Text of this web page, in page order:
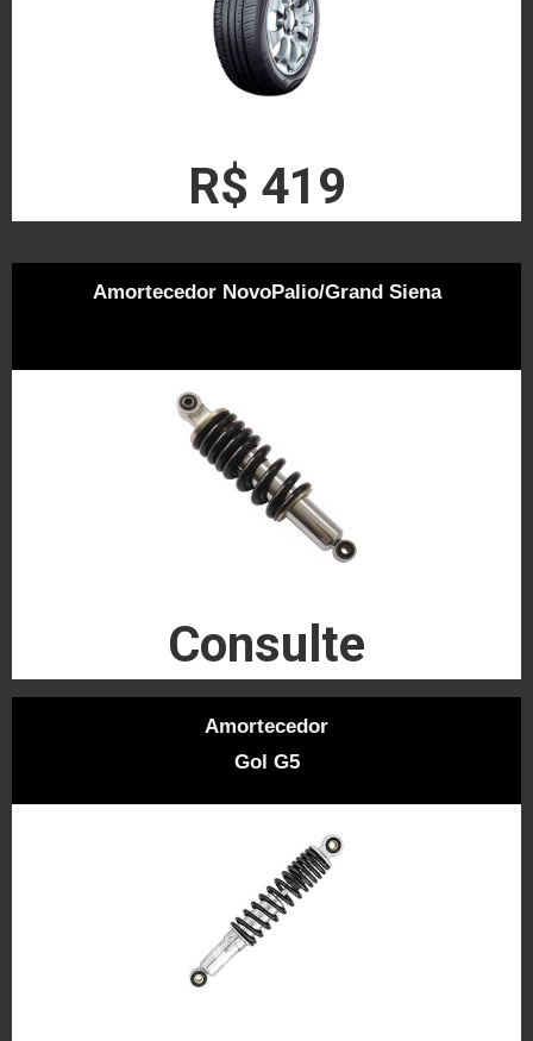
R$ 419
Amortecedor NovoPalio/Grand Siena
Consulte
Amortecedor
Gol G5